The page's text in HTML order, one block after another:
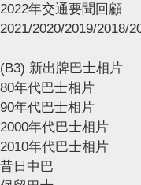
2022年交通要聞回顧
2021/2020/2019/2018/
(B3) 新出牌巴士相片
80年代巴士相片
90年代巴士相片
2000年代巴士相片
2010年代巴士相片
昔日中巴